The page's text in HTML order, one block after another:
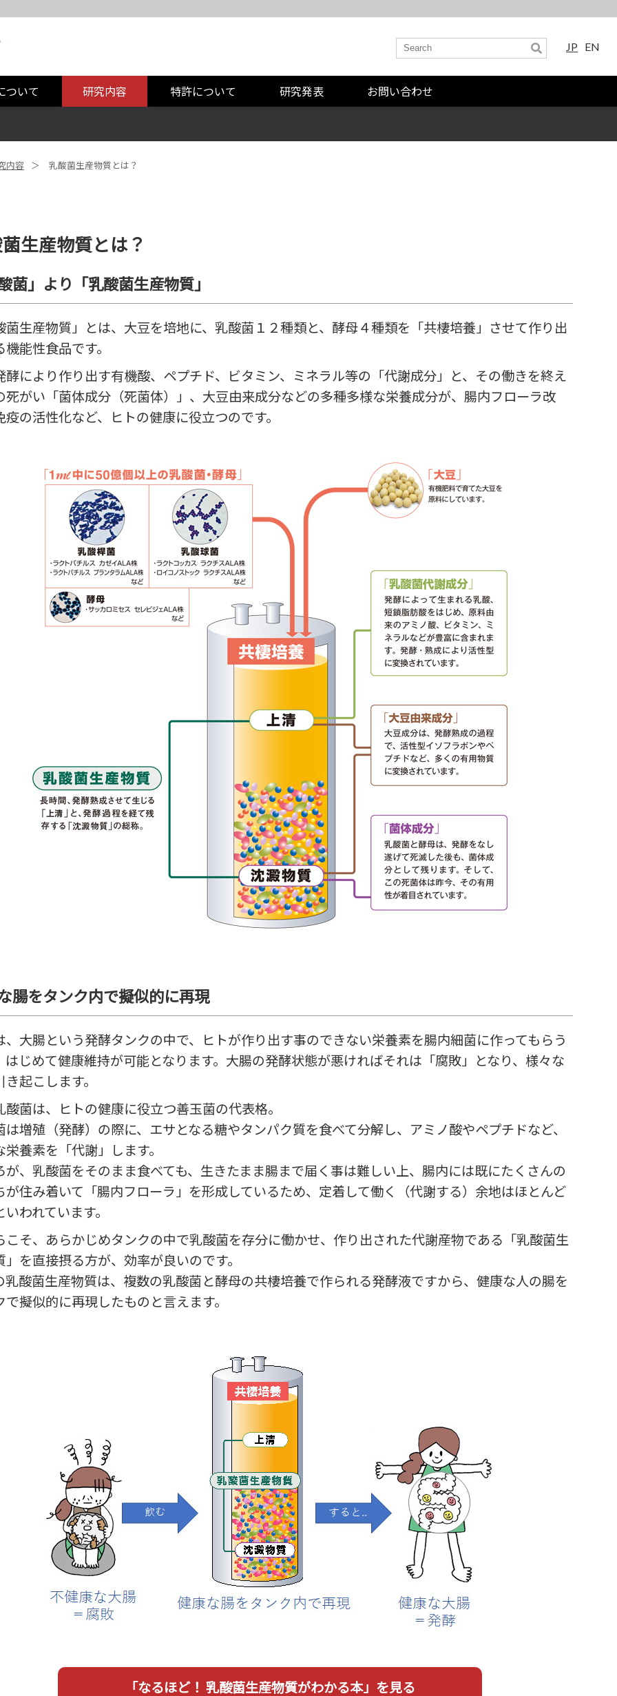
ついて 研究内容 特許について 研究発表 お問い合わせ
JP EN
内容 乳酸菌生産物質とは？
生産物質とは？
菌」より「乳酸菌生産物質」
菌生産物質」とは、大豆を培地に、乳酸菌１２種類と、酵母４種類を「共棲培養」させて作り出
機能性食品です。
酵により作り出す有機酸、ペプチド、ビタミン、ミネラル等の「代謝成分」と、その働きを終え
死がい「菌体成分（死菌体）」、大豆由来成分などの多種多様な栄養成分が、腸内フローラ改
疫の活性化など、ヒトの健康に役立つのです。
腸をタンク内で擬似的に再現
、大腸という発酵タンクの中で、ヒトが作り出す事のできない栄養素を腸内細菌に作ってもらう
はじめて健康維持が可能となります。大腸の発酵状態が悪ければそれは「腐敗」となり、様々な
き起こします。
酸菌は、ヒトの健康に役立つ善玉菌の代表格。
は増殖（発酵）の際に、エサとなる糖やタンパク質を食べて分解し、アミノ酸やペプチドなど、
栄養素を「代謝」します。
が、乳酸菌をそのまま食べても、生きたまま腸まで届く事は難しい上、腸内には既にたくさんの
が住み着いて「腸内フローラ」を形成しているため、定着して働く（代謝する）余地はほとんど
われています。
こそ、あらかじめタンクの中で乳酸菌を存分に働かせ、作り出された代謝産物である「乳酸菌生
」を直接摂る方が、効率が良いのです。
乳酸菌生産物質は、複数の乳酸菌と酵母の共棲培養で作られる発酵液ですから、健康な人の腸を
で擬似的に再現したものと言えます。
「なるほど！ 乳酸菌生産物質がわかる本」を見る